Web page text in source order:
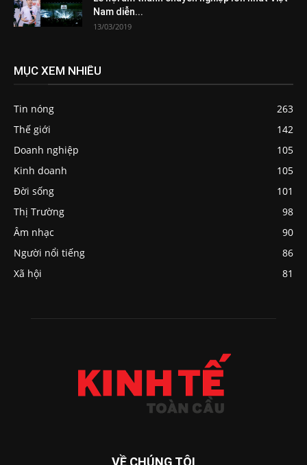
Nam diễn...
13/03/2019
MỤC XEM NHIỀU
Tin nóng
263
Thế giới
142
Doanh nghiệp
105
Kinh doanh
105
Đời sống
101
Thị Trường
98
Âm nhạc
90
Người nổi tiếng
86
Xã hội
81